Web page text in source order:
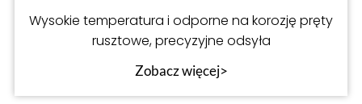
Wysokie temperatura i odporne na korozję pręty
rusztowe, precyzyjne odsyła
Zobacz więcej>